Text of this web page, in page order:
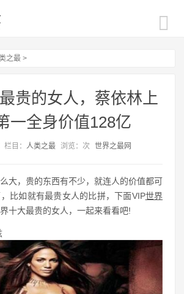
之最 >
贵的女人，蔡依林上
一全身价值128亿
栏目： 人类之最 浏览： 次 世界之最网
大，贵的东西有不少，就连人的价值都可
比如就有最贵女人的比拼，下面VIP世界
十大最贵的女人，一起来看看吧!